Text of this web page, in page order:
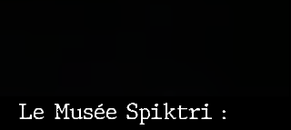
Le Musée Spiktri :